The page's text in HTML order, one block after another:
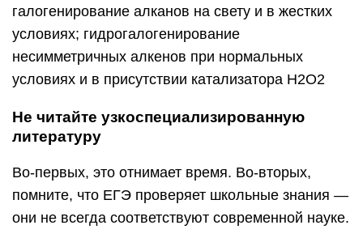
галогенирование алканов на свету и в жестких
условиях; гидрогалогенирование
несимметричных алкенов при нормальных
условиях и в присутствии катализатора H2O2
Не читайте узкоспециализированную
литературу
Во-первых, это отнимает время. Во-вторых,
помните, что ЕГЭ проверяет школьные знания —
они не всегда соответствуют современной науке.